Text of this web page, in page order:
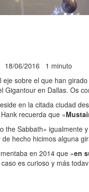
18/06/2016 1 minuto
eje sobre el que han
Gigantour en Dallas. Os
en la citada ciudad
recuerda que «
the Sabbath» igualmente
hecho hicimos alguna
en 2014 que «en
es curioso y más